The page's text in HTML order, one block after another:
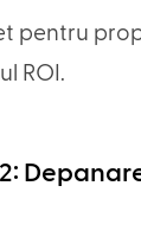
pentru
ROI.